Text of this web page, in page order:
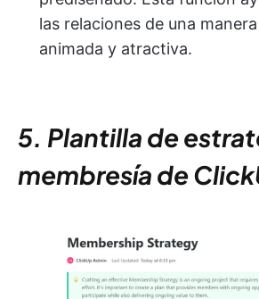
las relaciones de una
animada y atractiva.
5. Plantilla de
membresía de